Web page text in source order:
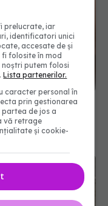
deciziile de
DSP-uri, dar și
prelucrate, iar
identificatori unici
accesate de și
folosite în mod
noștri putem folosi
Lista partenerilor.
caracter personal în
prin gestionarea
partea de jos a
vă retrage
și cookie-